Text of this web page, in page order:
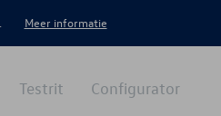
Meer informatie
Configurator
Testrit